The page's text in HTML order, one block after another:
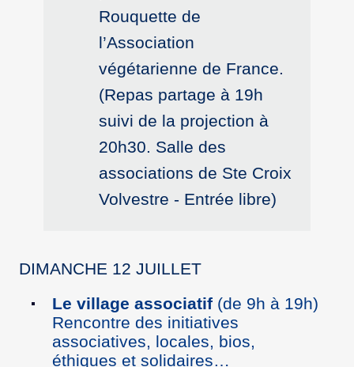
Rouquette de
l’Association
végétarienne de France.
(Repas partage à 19h
suivi de la projection à
20h30. Salle des
associations de Ste Croix
Volvestre - Entrée libre)
DIMANCHE 12 JUILLET
Le village associatif (de 9h à 19h)
Rencontre des initiatives
associatives, locales, bios,
éthiques et solidaires…